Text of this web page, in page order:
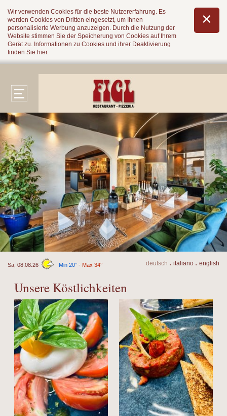
Wir verwenden Cookies für die beste Nutzererfahrung. Es
werden Cookies von Dritten eingesetzt, um Ihnen
personalisierte Werbung anzuzeigen. Durch die Nutzung der
Website stimmen Sie der Speicherung von Cookies auf Ihrem
Gerät zu. Informationen zu Cookies und ihrer Deaktivierung
finden Sie hier.
deutsch . italiano . english
Sa, 08.08.26 Min 20° - Max 34°
Unsere Köstlichkeiten